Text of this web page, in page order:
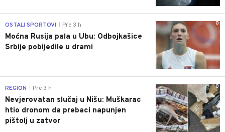
0
OSTALI SPORTOVI Pre 3 h
Moćna Rusija pala u Ubu: Odbojkašice
Srbije pobijedile u drami
0
REGION Pre 3 h
Nevjerovatan slučaj u Nišu: Muškarac
htio dronom da prebaci napunjen
pištolj u zatvor